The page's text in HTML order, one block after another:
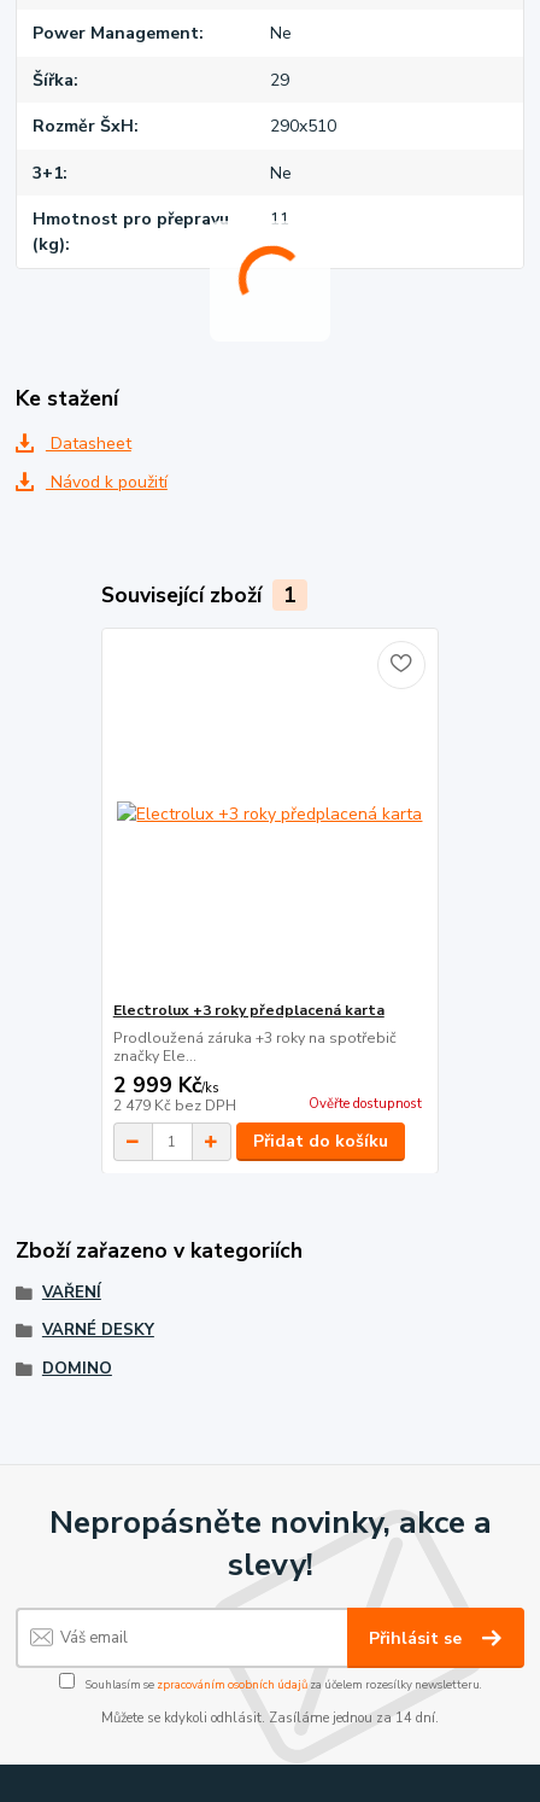
Power Management Ne
Šířka 29
Rozměr ŠxH 290x510
3+1 Ne
Hmotnost pro přepravu
(kg)
11
Ke stažení
Datasheet
Návod k použití
Související zboží 1
Electrolux +3 roky předplacená karta
Prodloužená záruka +3 roky na spotřebič
značky Ele...
2 999 Kč/ks
2 479 Kč bez DPH Ověřte dostupnost
Přidat do košíku
Zboží zařazeno v kategoriích
VAŘENÍ
VARNÉ DESKY
DOMINO
Nepropásněte novinky, akce a
slevy!
Přihlásit se
Souhlasím se zpracováním osobních údajůza účelem rozesílky newsletteru.
Můžete se kdykoli odhlásit. Zasíláme jednou za 14 dní.